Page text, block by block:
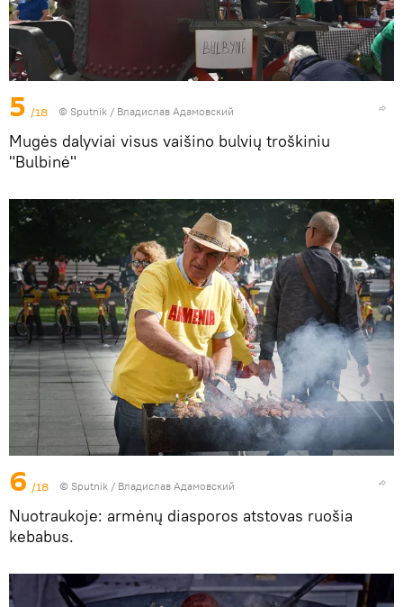
5 /18 © Sputnik / Владислав Адамовский
Mugės dalyviai visus vaišino bulvių troškiniu
"Bulbinė"
6 /18 © Sputnik / Владислав Адамовский
Nuotraukoje: armėnų diasporos atstovas ruošia
kebabus.